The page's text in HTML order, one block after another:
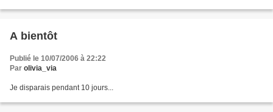
A bientôt
Publié le 10/07/2006 à 22:22
Par olivia_via
Je disparais pendant 10 jours...